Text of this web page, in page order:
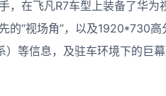
，在飞凡R7车型上装备了华
的“视场角”，以及1920*730
等信息，及驻车环境下的巨幕